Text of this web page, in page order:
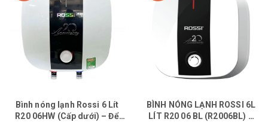
Bình nóng lạnh Rossi 6 Lít
R20 06HW (Cấp dưới) – Để
BÌNH NÓNG LẠNH ROSSI 6L
LÍT R20 06 BL (R2006BL) –